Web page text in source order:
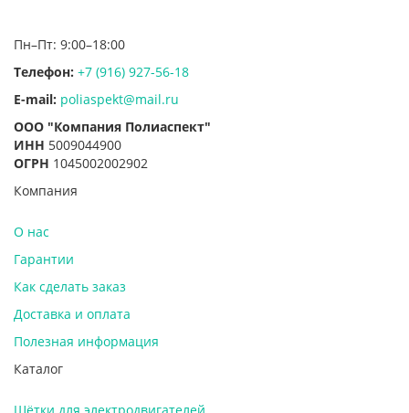
Пн–Пт: 9:00–18:00
Телефон: +7 (916) 927-56-18
E-mail: poliaspekt@mail.ru
ООО "Компания Полиаспект"
ИНН 5009044900
ОГРН 1045002002902
Компания
О нас
Гарантии
Как сделать заказ
Доставка и оплата
Полезная информация
Каталог